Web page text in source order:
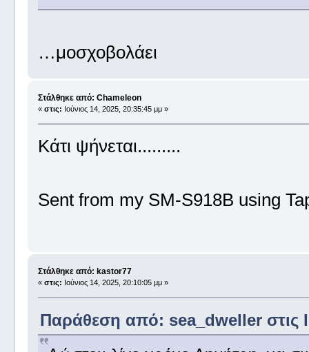
…μοσχοβολάει
Στάλθηκε από: Chameleon
« στις: Ιούνιος 14, 2025, 20:35:45 μμ »
Κάτι ψήνεται.........
Sent from my SM-S918B using
Στάλθηκε από: kastor77
« στις: Ιούνιος 14, 2025, 20:10:05 μμ »
Παράθεση από: sea_dweller στις